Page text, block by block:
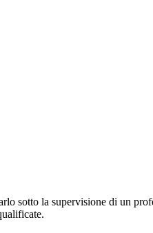
sotto la supervisione di un